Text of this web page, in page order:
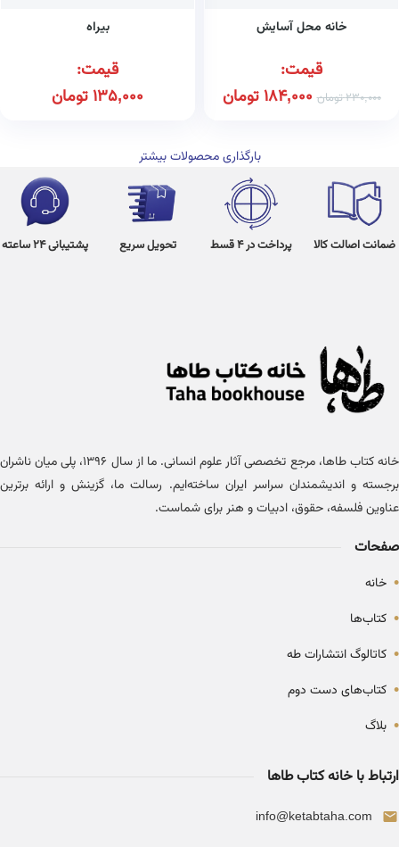
خانه محل آسایش
قیمت:
230,000تومان 184,000تومان
بیراه
قیمت:
135,000تومان
بارگذاری محصولات بیشتر
ضمانت اصالت کالا پرداخت در 4 قسط تحویل سریع پشتیبانی 24 ساعته
خانه کتاب طاها، مرجع تخصصی آثار علوم انسانی. ما از سال ۱۳۹۶، پلی میان ناشران
برجسته و اندیشمندان سراسر ایران ساخته‌ایم. رسالت ما، گزینش و ارائه برترین
عناوین فلسفه، حقوق، ادبیات و هنر برای شماست.
صفحات
• خانه
• کتاب‌ها
• کاتالوگ انتشارات طه
• کتاب‌های دست دوم
• بلاگ
ارتباط با خانه کتاب طاها
info@ketabtaha.com